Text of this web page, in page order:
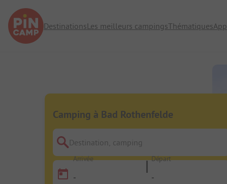
DestinationsLes meilleurs campingsThématiquesApp
Camping à Bad Rothenfelde
Destination, camping
Arrivée
-
Départ
-